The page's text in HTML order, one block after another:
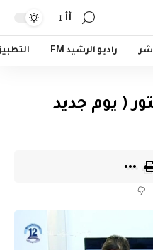
أأ
راديو الرشيد FM
( يوم جديد